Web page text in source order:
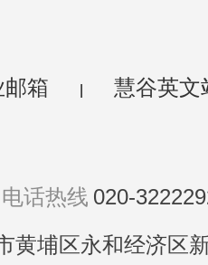
箱 慧谷英文
电话热线 020-
黄埔区永和经济区